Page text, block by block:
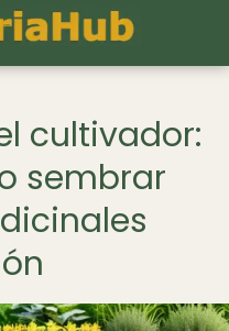
cultivador:
sembrar